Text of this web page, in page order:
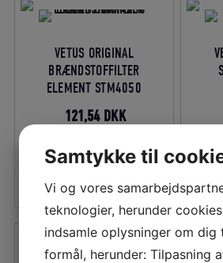
VETUS ORIGINAL
BRÆNDSTOFFILTER
ELEMENT STM4050
Den
pris
var:
135,04 DKK.
121,54 DKKDen
pris
er:
121,54 DKK.
LÆS MERE
Samtykke til
Vi og vores
teknologier, herunder
indsamle oplysninger om
formål, herunder: Tilpasning